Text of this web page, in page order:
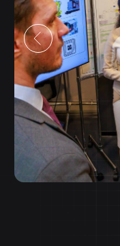
К вакансиям